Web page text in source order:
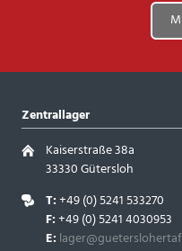
Zentrallager
Kaiserstraße 38a
33330 Gütersloh
T:+49 (0) 5241 533270
F:+49 (0) 5241 4030953
E: